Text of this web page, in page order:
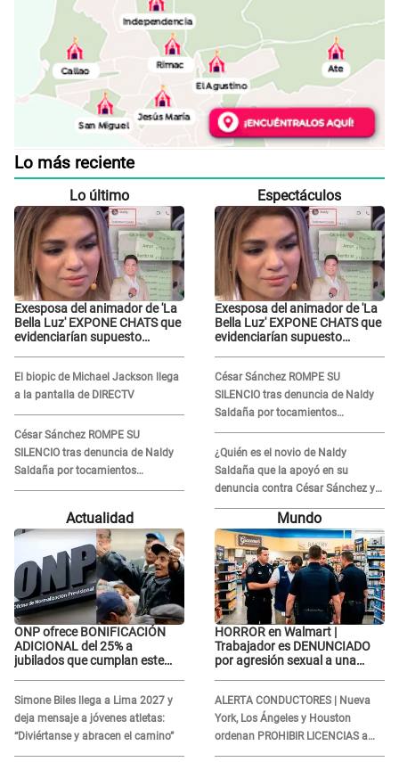
Lo más reciente
Lo último
Exesposa del animador de 'La
Bella Luz' EXPONE CHATS que
evidenciarían supuesto
pareja
El biopic de Michael Jackson llega
a la pantalla de DIRECTV
César Sánchez ROMPE SU
SILENCIO tras denuncia de Naldy
Saldaña por tocamientos
indebidos: "Pido respetar la
Espectáculos
Exesposa del animador de 'La
Bella Luz' EXPONE CHATS que
evidenciarían supuesto
pareja
César Sánchez ROMPE SU
SILENCIO tras denuncia de Naldy
Saldaña por tocamientos
indebidos: "Pido respetar la
presunción de inocencia"
¿Quién es el novio de Naldy
Saldaña que la apoyó en su
denuncia contra César Sánchez y
confrontó al dueño de 'La Bella
Actualidad
ONP ofrece BONIFICACIÓN
ADICIONAL del 25% a
jubilados que cumplan este
Simone Biles llega a Lima 2027 y
deja mensaje a jóvenes atletas:
“Diviértanse y abracen el camino”
Mundo
HORROR en Walmart |
Trabajador es DENUNCIADO
por agresión sexual a una
ALERTA CONDUCTORES | Nueva
York, Los Ángeles y Houston
ordenan PROHIBIR LICENCIAS a
quienes no presenten ESTE